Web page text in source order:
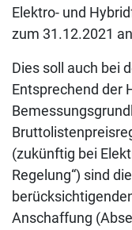
Elektro- und
zum 31.12.2021
Dies soll auch bei
Entsprechend der
(zukünftig bei
Regelung“) sind
Anschaffung